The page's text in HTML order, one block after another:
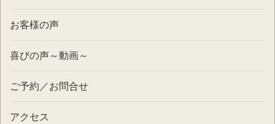
お客様の声
喜びの声～動画～
ご予約／お問合せ
アクセス